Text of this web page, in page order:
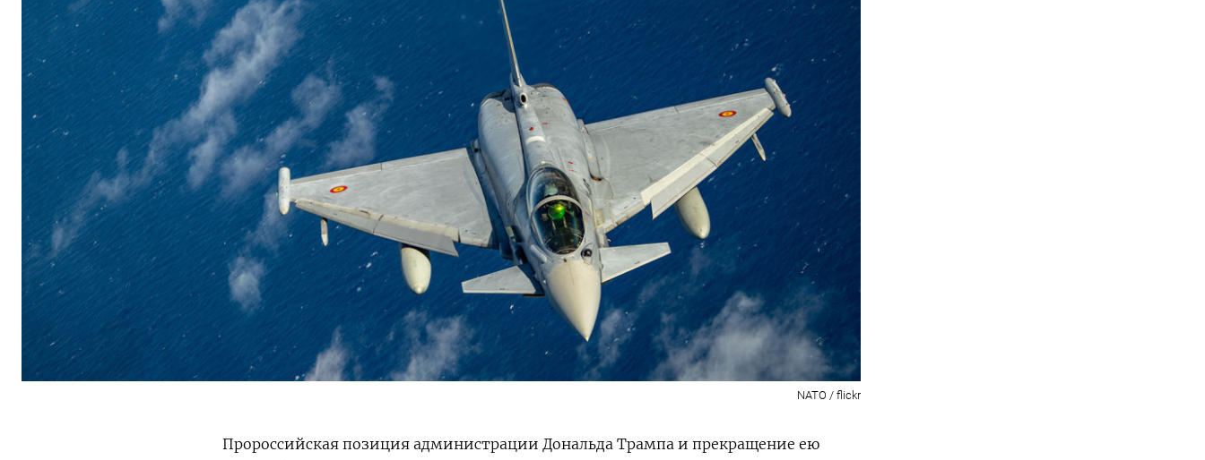
NATO / flickr
Пророссийская позиция администрации Дональда Трампа и прекращение ею